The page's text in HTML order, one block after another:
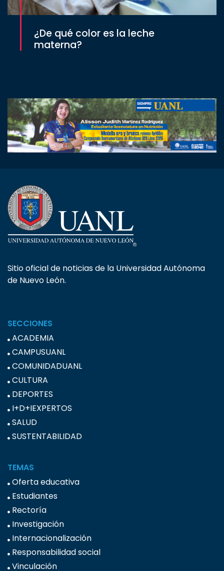
¿De qué color es la leche
materna?
Sitio oficial de noticias de la Universidad Autónoma
de Nuevo León.
SECCIONES
ACADEMIA
CAMPUSUANL
COMUNIDADUANL
CULTURA
DEPORTES
I+D+IEXPERTOS
SALUD
SUSTENTABILIDAD
TEMAS
Oferta educativa
Estudiantes
Rectoría
Investigación
Internacionalización
Responsabilidad social
Vinculación